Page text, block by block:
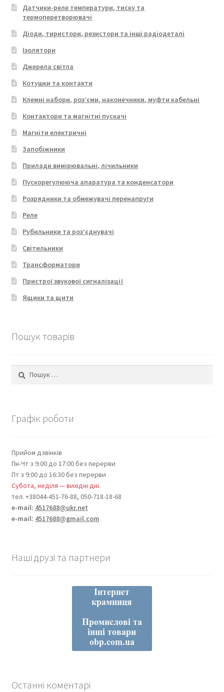
Датчики-реле температури, тиску та
термоперетворювачі
Діоди, тиристори, резистори та інші радіодеталі
Ізолятори
Джерела світла
Котушки та контакти
Клемні набори, роз’єми, наконечники, муфти кабельні
Контактори та магнітні пускачі
Магніти електричні
Запобіжники
Прилади вимірювальні, лічильники
Пускорегулююча апаратура та конденсатори
Розрядники та обмежувачі перенапруги
Реле
Рубильники та роз’єднувачі
Світильники
Трансформатори
Пристрої звукової сигналізації
Ящики та щити
Пошук товарів
Пошук:
Графік роботи
Прийом дзвінків
Пн-Чт з 9:00 до 17:00 без перерви
Пт з 9:00 до 16:30 без перерви
Субота, неділя — вихідні дні.
тел. +38044-451-76-88, 050-718-18-68
e-mail: 4517688@ukr.net
e-mail: 4517688@gmail.com
Наші друзі та партнери
Останні коментарі